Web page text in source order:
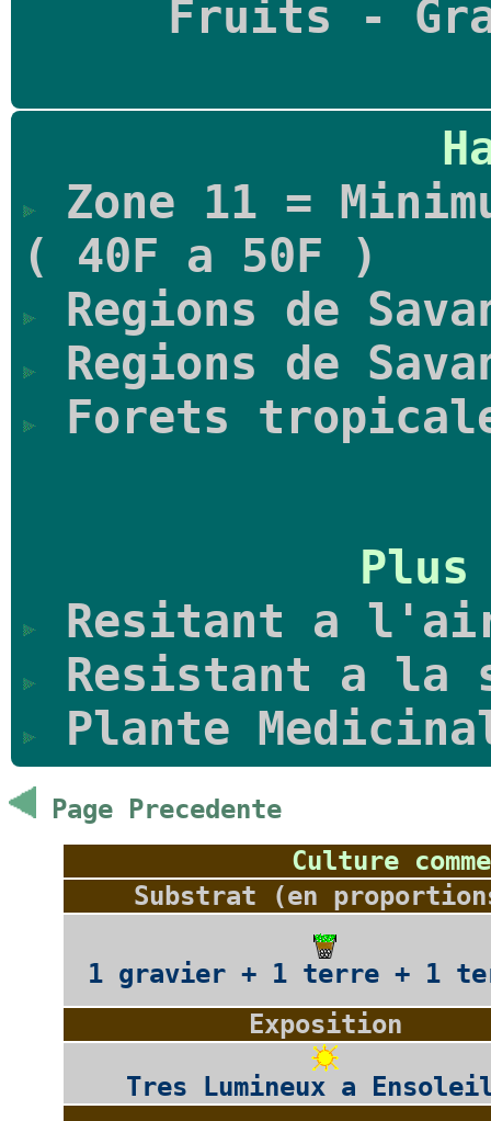
Fruits -
Zone 11 =
( 40F a 50F )
Regions de
Regions de
Forets
Resitant a
Resistant a la
Plante
Page Precedente
Culture
Substrat (en
1 gravier + 1 terre + 1
Exposition
Tres Lumineux a